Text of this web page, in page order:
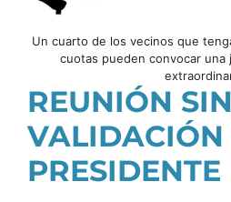
Un cuarto de los vecinos que
cuotas pueden convocar una
REUNIÓN
VALIDACIÓN
PRESIDENTE